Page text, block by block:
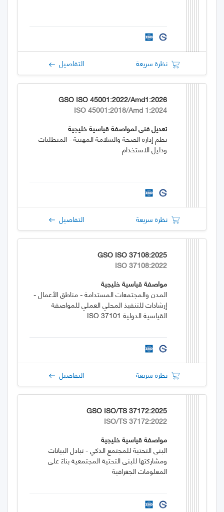
نظرة سريعة التفاصيل
GSO ISO 45001:2022/Amd1:2026
ISO 45001:2018/Amd 1:2024
تعديل فني لمواصفة قياسية خليجية
نظم إدارة الصحة والسلامة المهنية - المتطلبات
ودليل الاستخدام
نظرة سريعة التفاصيل
GSO ISO 37108:2025
ISO 37108:2022
مواصفة قياسية خليجية
المدن والمجتمعات المستدامة - مناطق الأعمال -
إرشادات للتنفيذ المحلي العملي للمواصفة
القياسية الدولية ISO 37101
نظرة سريعة التفاصيل
GSO ISO/TS 37172:2025
ISO/TS 37172:2022
مواصفة قياسية خليجية
البنى التحتية للمجتمع الذكي - تبادل البيانات
ومشاركتها للبنى التحتية المجتمعية بناءً على
المعلومات الجغرافية